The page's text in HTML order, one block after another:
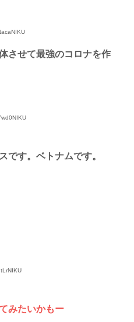
させて最強のコロナを作
です。ベトナムです。
みたいかもー